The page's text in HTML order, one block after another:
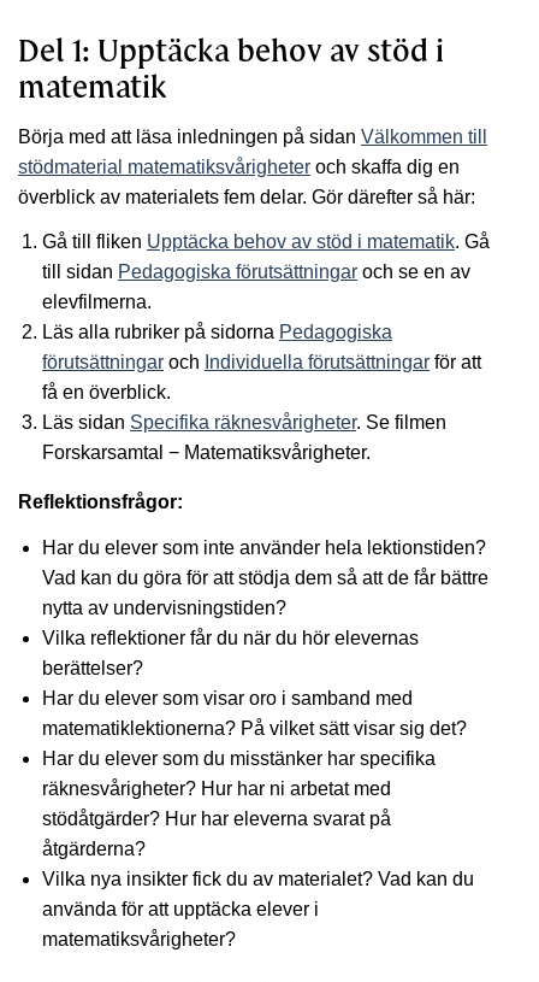
Del 1: Upptäcka behov av stöd i
matematik
Börja med att läsa inledningen på sidan Välkommen till
stödmaterial matematiksvårigheter och skaffa dig en
överblick av materialets fem delar. Gör därefter så här:
Gå till fliken Upptäcka behov av stöd i matematik. Gå
till sidan Pedagogiska förutsättningar och se en av
elevfilmerna.
Läs alla rubriker på sidorna Pedagogiska
förutsättningar och Individuella förutsättningar för att
få en överblick.
Läs sidan Specifika räknesvårigheter. Se filmen
Forskarsamtal − Matematiksvårigheter.
Reflektionsfrågor:
Har du elever som inte använder hela lektionstiden?
Vad kan du göra för att stödja dem så att de får bättre
nytta av undervisningstiden?
Vilka reflektioner får du när du hör elevernas
berättelser?
Har du elever som visar oro i samband med
matematiklektionerna? På vilket sätt visar sig det?
Har du elever som du misstänker har specifika
räknesvårigheter? Hur har ni arbetat med
stödåtgärder? Hur har eleverna svarat på
åtgärderna?
Vilka nya insikter fick du av materialet? Vad kan du
använda för att upptäcka elever i
matematiksvårigheter?